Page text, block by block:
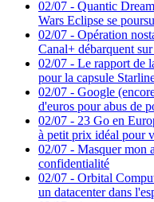
02/07 - Quantic
Wars Eclipse se
02/07 - Opération
Canal+ débarquent
02/07 - Le rapport de
pour la capsule
02/07 - Google
d'euros pour abus de
02/07 - 23 Go en
à petit prix idéal pour
02/07 - Masquer mon
confidentialité
02/07 - Orbital
un datacenter dans